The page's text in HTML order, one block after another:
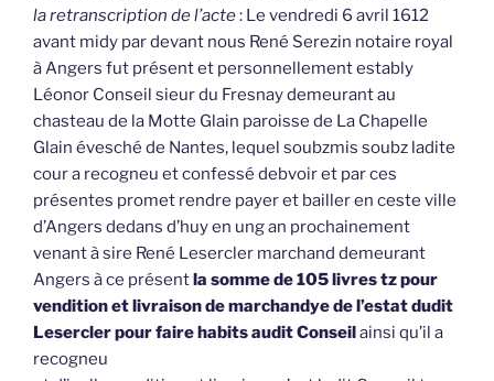
la retranscription de l’acte: Le vendredi 6 avril 1612
avant midy par devant nous René Serezin notaire royal
à Angers fut présent et personnellement estably
Léonor Conseil sieur du Fresnay demeurant au
chasteau de la Motte Glain paroisse de La Chapelle
Glain évesché de Nantes, lequel soubzmis soubz ladite
cour a recogneu et confessé debvoir et par ces
présentes promet rendre payer et bailler en ceste ville
d’Angers dedans d’huy en ung an prochainement
venant à sire René Lesercler marchand demeurant
Angers à ce présentla somme de 105 livres tz pour
vendition et livraison de marchandye de l’estat dudit
Lesercler pour faire habits audit Conseil ainsi qu’il a
recogneu